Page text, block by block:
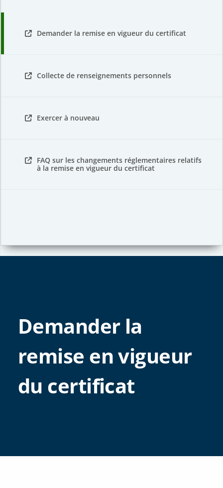
Demander la remise en vigueur du certificat
Collecte de renseignements personnels
Exercer à nouveau
FAQ sur les changements réglementaires relatifs
à la remise en vigueur du certificat
Demander la
remise en vigueur
du certificat